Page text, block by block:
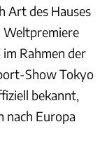
Art des Hauses
Weltpremiere
Rahmen der
Show Tokyo
bekannt,
nach Europa